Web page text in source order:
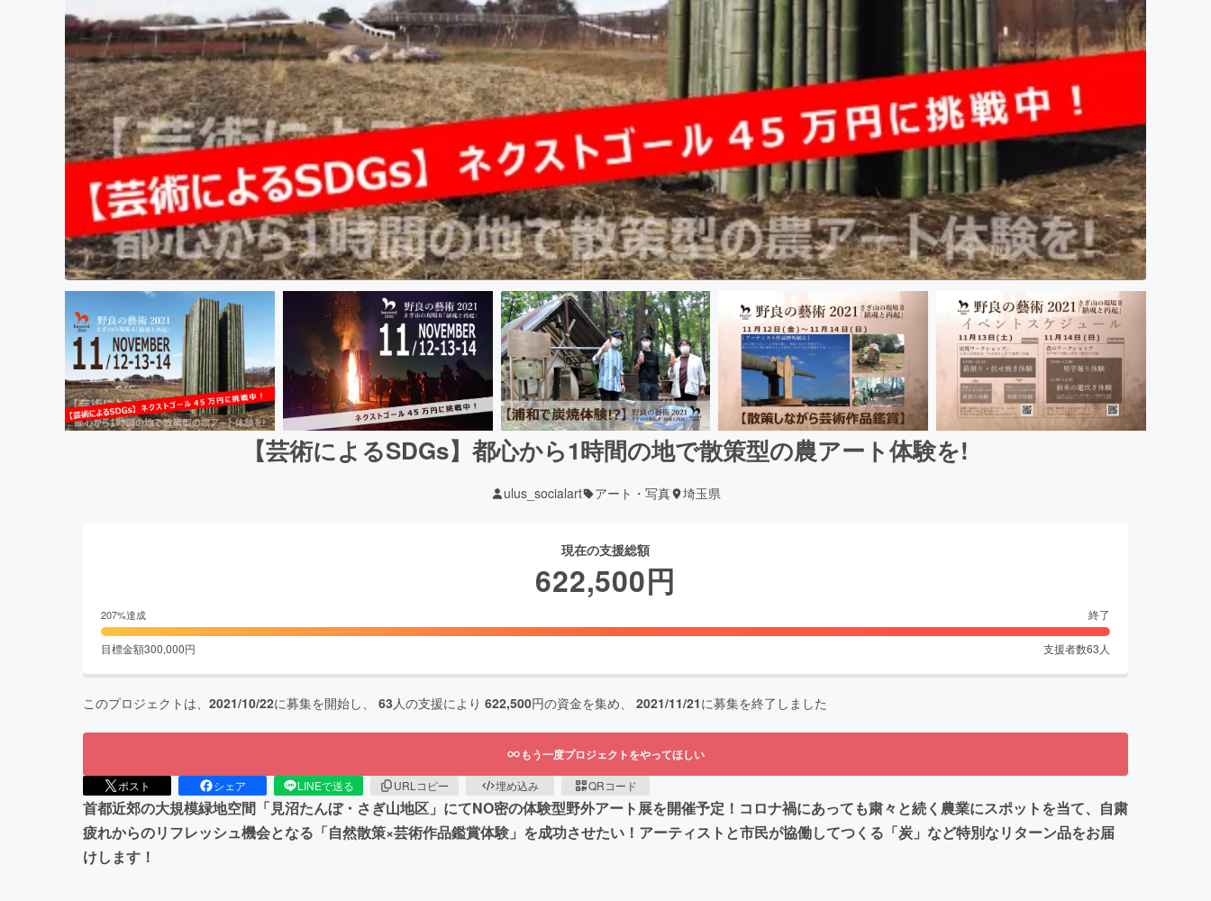
【芸術によるSDGs】都心から1時間の地で散策型の農アート体験を!
ulus_socialart アート・写真 埼玉県
現在の支援総額
622,500円
207%達成 終了
目標金額300,000円 支援者数63 人
このプロジェクトは、 2021/10/22に募集を開始し、 63人の支援により 622,500円の資金を集め、 2021/11/21に募集を終了しました
もう一度プロジェクトをやってほしい
ポスト シェア LINEで送る URLコピー 埋め込み QRコード
首都近郊の大規模緑地空間「見沼たんぼ・さぎ山地区」にてNO密の体験型野外アート展を開催予定！コロナ禍にあっても粛々と続く農業にスポットを当て、自粛
疲れからのリフレッシュ機会となる「自然散策×芸術作品鑑賞体験」を成功させたい！アーティストと市民が協働してつくる「炭」など特別なリターン品をお届
けします！